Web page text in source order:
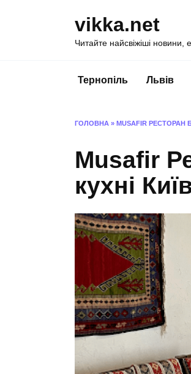
vikka.net
Читайте найсвіжіші новини,
Тернопіль Львів
ГОЛОВНА » MUSAFIR РЕСТОРАН
Musafir
кухні